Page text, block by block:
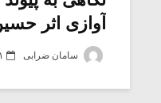
آوازی اثر
سامان ضرابی ۱ اردیبهشت ۱۳۸۷